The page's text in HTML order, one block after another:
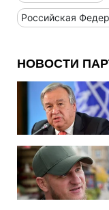
Российская